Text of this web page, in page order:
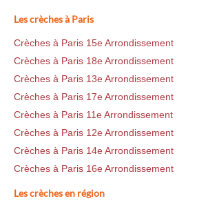
Les crèches à Paris
Crèches à Paris 15e Arrondissement
Crèches à Paris 18e Arrondissement
Crèches à Paris 13e Arrondissement
Crèches à Paris 17e Arrondissement
Crèches à Paris 11e Arrondissement
Crèches à Paris 12e Arrondissement
Crèches à Paris 14e Arrondissement
Crèches à Paris 16e Arrondissement
Les crèches en région